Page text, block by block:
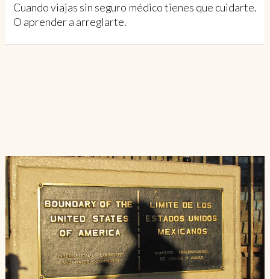
Cuando viajas sin seguro médico tienes que cuidarte.
O aprender a arreglarte.